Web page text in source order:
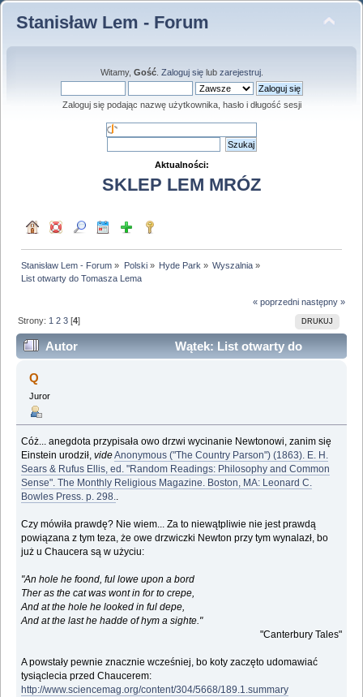
Stanisław Lem - Forum
Witamy, Gość. Zaloguj sięlub zarejestruj.
Zaloguj się podając nazwę użytkownika, hasło i długość sesji
Aktualności:
SKLEP LEM MRÓZ
Stanisław Lem - Forum » Polski» Hyde Park » Wyszalnia »
List otwarty do Tomasza Lema
« poprzedni następny »
DRUKUJ
Strony: 1 2 3 [4]
Autor
Wątek: List otwarty do
Tomasza Lema (Przeczytany 234260 razy)
Q
Juror
Cóż... anegdota przypisała owo drzwi wycinanie Newtonowi, zanim się
Einstein urodził,videAnonymous ("The Country Parson") (1863). E. H.
Sears & Rufus Ellis, ed. "Random Readings: Philosophy and Common
Sense". The Monthly Religious Magazine. Boston, MA: Leonard C.
Bowles Press. p. 298..
Czy mówiła prawdę? Nie wiem... Za to niewątpliwie nie jest prawdą
powiązana z tym teza, że owe drzwiczki Newton przy tym wynalazł, bo
już u Chaucera są w użyciu:
"An hole he foond, ful lowe upon a bord
Ther as the cat was wont in for to crepe,
And at the hole he looked in ful depe,
And at the last he hadde of hym a sighte."
"Canterbury Tales"
A powstały pewnie znacznie wcześniej, bo koty zaczęto udomawiać
tysiąclecia przed Chaucerem:
http://www.sciencemag.org/content/304/5668/189.1.summary